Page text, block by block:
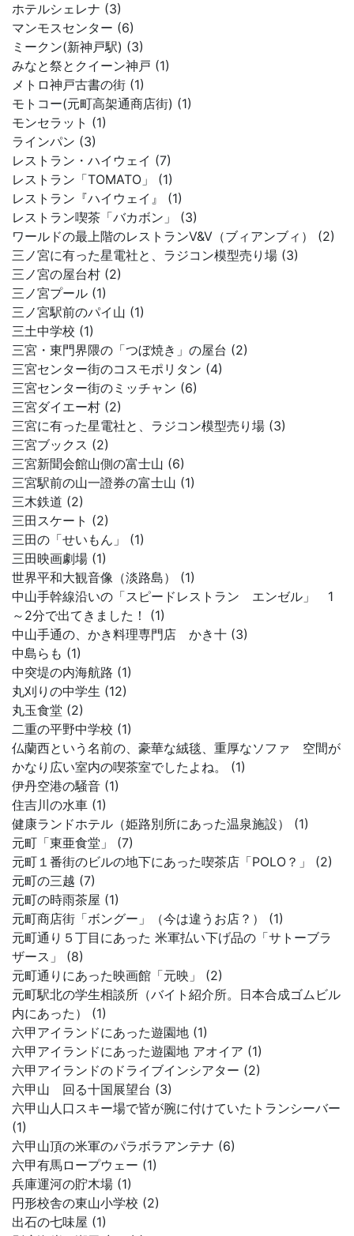
ホテルシェレナ (3)
マンモスセンター (6)
ミークン(新神戸駅) (3)
みなと祭とクイーン神戸 (1)
メトロ神戸古書の街 (1)
モトコー(元町高架通商店街) (1)
モンセラット (1)
ラインパン (3)
レストラン・ハイウェイ (7)
レストラン「TOMATO」 (1)
レストラン『ハイウェイ』 (1)
レストラン喫茶「バカボン」 (3)
ワールドの最上階のレストランV&V（ブィアンブィ） (2)
三ノ宮に有った星電社と、ラジコン模型売り場 (3)
三ノ宮の屋台村 (2)
三ノ宮プール (1)
三ノ宮駅前のパイ山 (1)
三土中学校 (1)
三宮・東門界隈の「つぼ焼き」の屋台 (2)
三宮センター街のコスモポリタン (4)
三宮センター街のミッチャン (6)
三宮ダイエー村 (2)
三宮に有った星電社と、ラジコン模型売り場 (3)
三宮ブックス (2)
三宮新聞会館山側の富士山 (6)
三宮駅前の山一證券の富士山 (1)
三木鉄道 (2)
三田スケート (2)
三田の「せいもん」 (1)
三田映画劇場 (1)
世界平和大観音像（淡路島） (1)
中山手幹線沿いの「スピードレストラン エンゼル」 1
～2分で出てきました！ (1)
中山手通の、かき料理専門店 かき十 (3)
中島らも (1)
中突堤の内海航路 (1)
丸刈りの中学生 (12)
丸玉食堂 (2)
二重の平野中学校 (1)
仏蘭西という名前の、豪華な絨毯、重厚なソファ 空間が
かなり広い室内の喫茶室でしたよね。 (1)
伊丹空港の騒音 (1)
住吉川の水車 (1)
健康ランドホテル（姫路別所にあった温泉施設） (1)
元町「東亜食堂」 (7)
元町１番街のビルの地下にあった喫茶店「POLO？」 (2)
元町の三越 (7)
元町の時雨茶屋 (1)
元町商店街「ボングー」（今は違うお店？） (1)
元町通り５丁目にあった 米軍払い下げ品の「サトーブラ
ザース」 (8)
元町通りにあった映画館「元映」 (2)
元町駅北の学生相談所（バイト紹介所。日本合成ゴムビル
内にあった） (1)
六甲アイランドにあった遊園地 (1)
六甲アイランドにあった遊園地 アオイア (1)
六甲アイランドのドライブインシアター (2)
六甲山 回る十国展望台 (3)
六甲山人口スキー場で皆が腕に付けていたトランシーバー
(1)
六甲山頂の米軍のパラボラアンテナ (6)
六甲有馬ロープウェー (1)
兵庫運河の貯木場 (1)
円形校舎の東山小学校 (2)
出石の七味屋 (1)